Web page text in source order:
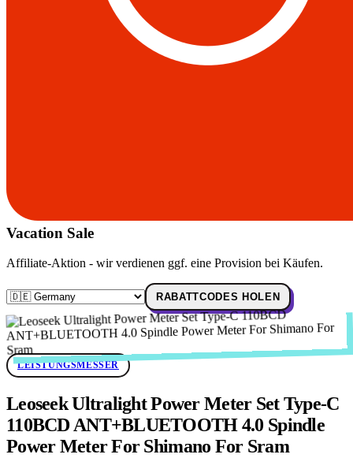
Vacation Sale
Affiliate-Aktion - wir verdienen ggf. eine Provision bei Käufen.
RABATTCODES HOLEN
LEISTUNGSMESSER
Leoseek Ultralight Power Meter Set Type-C
110BCD ANT+BLUETOOTH 4.0 Spindle
Power Meter For Shimano For Sram